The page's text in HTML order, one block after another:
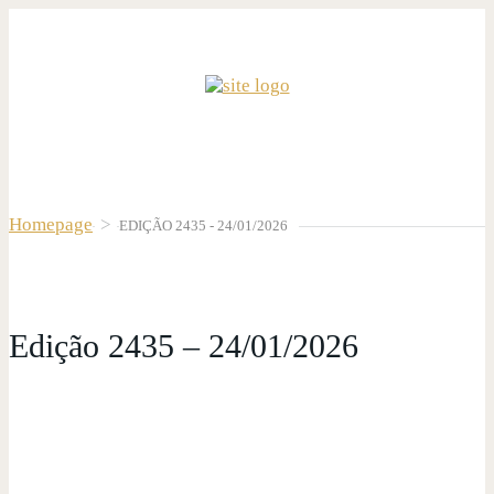
Homepage > EDIÇÃO 2435 - 24/01/2026
Edição 2435 – 24/01/2026